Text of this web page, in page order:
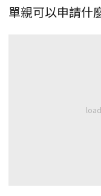
單親可以申請什